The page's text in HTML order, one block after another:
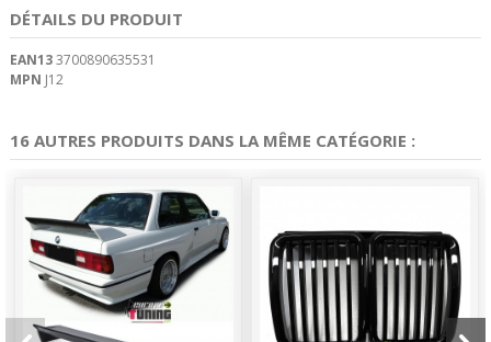
DÉTAILS DU PRODUIT
EAN133700890635531
MPN J12
16 AUTRES PRODUITS DANS LA MÊME CATÉGORIE :